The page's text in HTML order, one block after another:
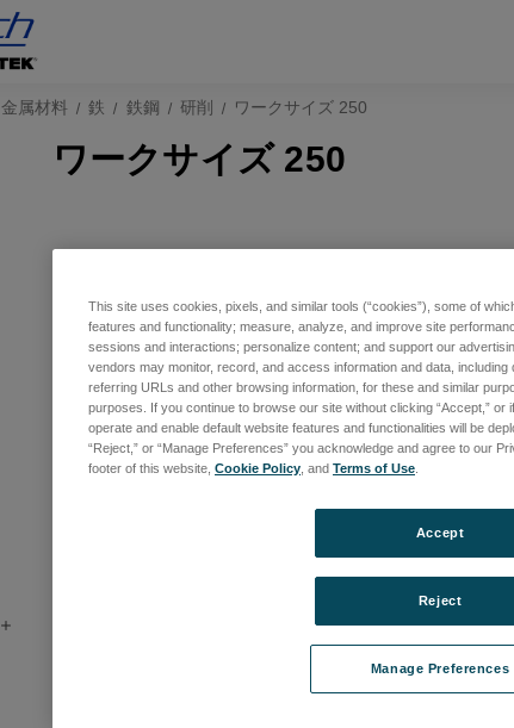
金属材料 鉄 鉄鋼 研削 ワークサイズ 250
ワークサイズ 250
This site uses cookies, pixels, and similar tools (“cookies”), some of
features and functionality; measure, analyze, and improve site
sessions and interactions; personalize content; and support our
vendors may monitor, record, and access information and data, including
referring URLs and other browsing information, for these and similar
purposes. If you continue to browse our site without clicking “Accept,”
operate and enable default website features and functionalities will be
“Reject,” or “Manage Preferences” you acknowledge and agree to our
footer of this website, Cookie Policy , and Terms of Use
Manage Preferences
Reject
Accept